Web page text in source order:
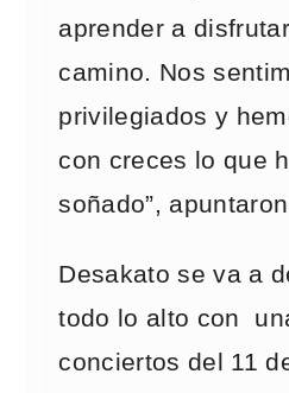
aprender a
camino. Nos
privilegiados y
con creces lo que
soñado”,
Desakato se va a
todo lo alto con
conciertos del 11